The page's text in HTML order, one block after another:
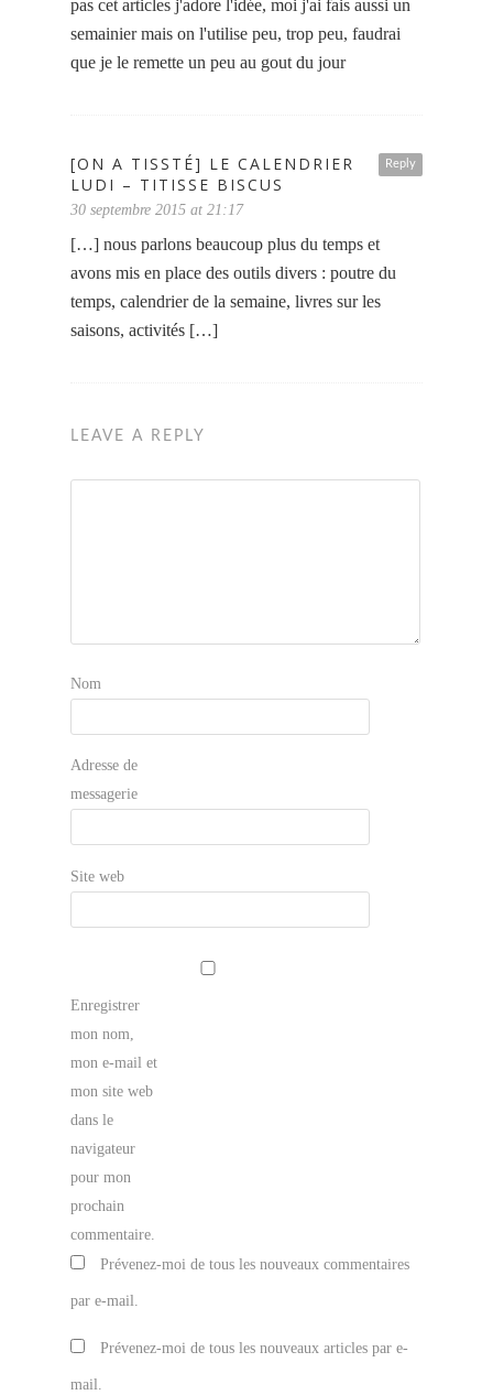
pas cet articles j'adore l'idée, moi j'ai fais aussi un
semainier mais on l'utilise peu, trop peu, faudrai
que je le remette un peu au gout du jour
Reply
[ON A TISSTÉ] LE CALENDRIER
LUDI – TITISSE BISCUS
30 septembre 2015 at 21:17
[…] nous parlons beaucoup plus du temps et
avons mis en place des outils divers : poutre du
temps, calendrier de la semaine, livres sur les
saisons, activités […]
LEAVE A REPLY
Nom
Adresse de
messagerie
Site web
Enregistrer
mon nom,
mon e-mail et
mon site web
dans le
navigateur
pour mon
prochain
commentaire.
Prévenez-moi de tous les nouveaux commentaires
par e-mail.
Prévenez-moi de tous les nouveaux articles par e-
mail.